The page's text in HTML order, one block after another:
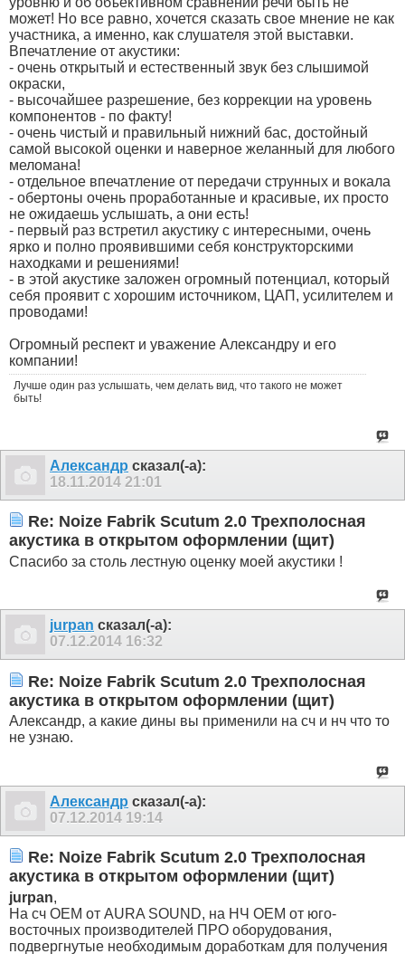
может! Но все равно, хочется сказать свое мнение не как
участника, а именно, как слушателя этой выставки.
Впечатление от акустики:
- очень открытый и естественный звук без слышимой
окраски,
- высочайшее разрешение, без коррекции на уровень
компонентов - по факту!
- очень чистый и правильный нижний бас, достойный
самой высокой оценки и наверное желанный для любого
меломана!
- отдельное впечатление от передачи струнных и вокала
- обертоны очень проработанные и красивые, их просто
не ожидаешь услышать, а они есть!
- первый раз встретил акустику с интересными, очень
ярко и полно проявившими себя конструкторскими
находками и решениями!
- в этой акустике заложен огромный потенциал, который
себя проявит с хорошим источником, ЦАП, усилителем и
проводами!
Огромный респект и уважение Александру и его
компании!
Лучше один раз услышать, чем делать вид, что такого не может
быть!
Александр сказал(-а):
18.11.2014 21:01
Re: Noize Fabrik Scutum 2.0 Трехполосная
акустика в открытом оформлении (щит)
Спасибо за столь лестную оценку моей акустики !
jurpan сказал(-а):
07.12.2014 16:32
Re: Noize Fabrik Scutum 2.0 Трехполосная
акустика в открытом оформлении (щит)
Александр, а какие дины вы применили на сч и нч что то
не узнаю.
Александр сказал(-а):
07.12.2014 19:14
Re: Noize Fabrik Scutum 2.0 Трехполосная
акустика в открытом оформлении (щит)
jurpan,
На сч ОЕМ от AURA SOUND, на НЧ OEM от юго-
восточных производителей ПРО оборудования,
подвергнутые необходимым доработкам для получения